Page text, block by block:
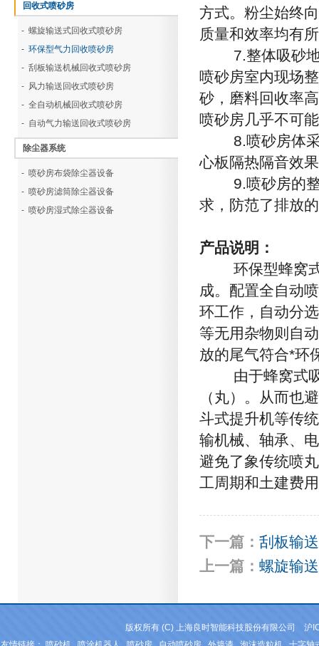
回收式喷砂房
- 螺旋输送式回收式喷砂房
- 环保型气力回收喷砂房
- 刮板输送机械回收式喷砂房
- 风力输送回收式喷砂房
- 全自动机械回收式喷砂房
- 自动气力输送回收式喷砂房
除尘器系统
- 喷砂房布袋除尘器设备
- 喷砂房滤筒除尘器设备
- 喷砂房湿式除尘器设备
方式。粉尘始终
质量和效率均有
7.整体吸砂地
喷砂房室内现场
砂，磨料回收率
喷砂房几乎不可
8.喷砂房体采
心板隔热隔音效
9.喷砂房的整
求，防范了排放
产品说明：
环保型蜂窝式
成。配置全自动
环工作，自动分
等无用杂物则自
放的尾气符合*环
由于蜂窝式吸
（丸）。从而也
斗式提升机等传
输机械、轴承、
避免了象传统喷
工周期和土建费
下一篇： 刮板输
上一篇： 螺旋输
版权所有 (C) 上海良时智能科技股份有限公司 沪